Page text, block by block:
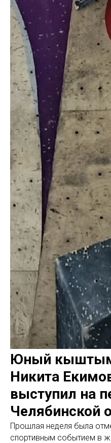
Юный
Никита
выступил на
Челябинской
Прошлая неделя была
спортивным событием в